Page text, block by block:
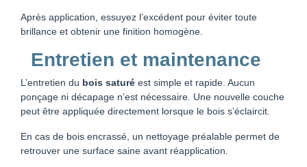
Après application, essuyez l’excédent pour éviter toute
brillance et obtenir une finition homogène.
Entretien et maintenance
L’entretien du bois saturé est simple et rapide. Aucun
ponçage ni décapage n’est nécessaire. Une nouvelle couche
peut être appliquée directement lorsque le bois s’éclaircit.
En cas de bois encrassé, un nettoyage préalable permet de
retrouver une surface saine avant réapplication.